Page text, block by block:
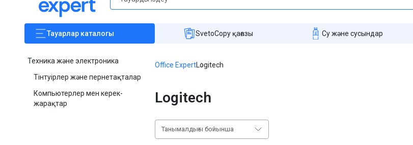
Тауарлар каталогы SvetoCopy қағазы Су және сусындар
Техника және электроника
Тінтуірлер және пернетақталар
Компьютерлер мен керек-
жарақтар
Office ExpertLogitech
Logitech
Танымалдығы бойынша